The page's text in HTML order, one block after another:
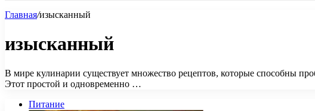
Главная/изысканный
изысканный
В мире кулинарии существует множество рецептов, которые способны
Этот простой и одновременно …
Питание